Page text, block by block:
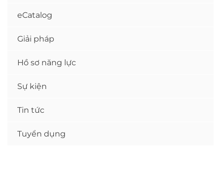
eCatalog
Giải pháp
Hồ sơ năng lực
Sự kiện
Tin tức
Tuyển dụng